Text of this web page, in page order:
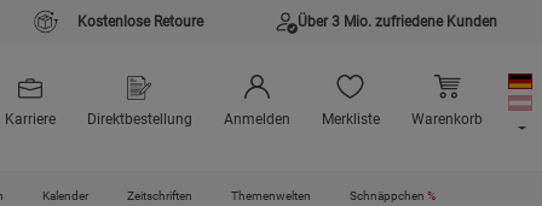
Kostenlose Retoure Über 3 Mio. zufriedene Kunden
Karriere Direktbestellung Anmelden Merkliste Warenkorb
Kalender Zeitschriften Themenwelten Schnäppchen %